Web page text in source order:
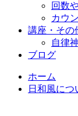
回数
カウ
講座・その
自律
ブログ
ホーム
日和風につ